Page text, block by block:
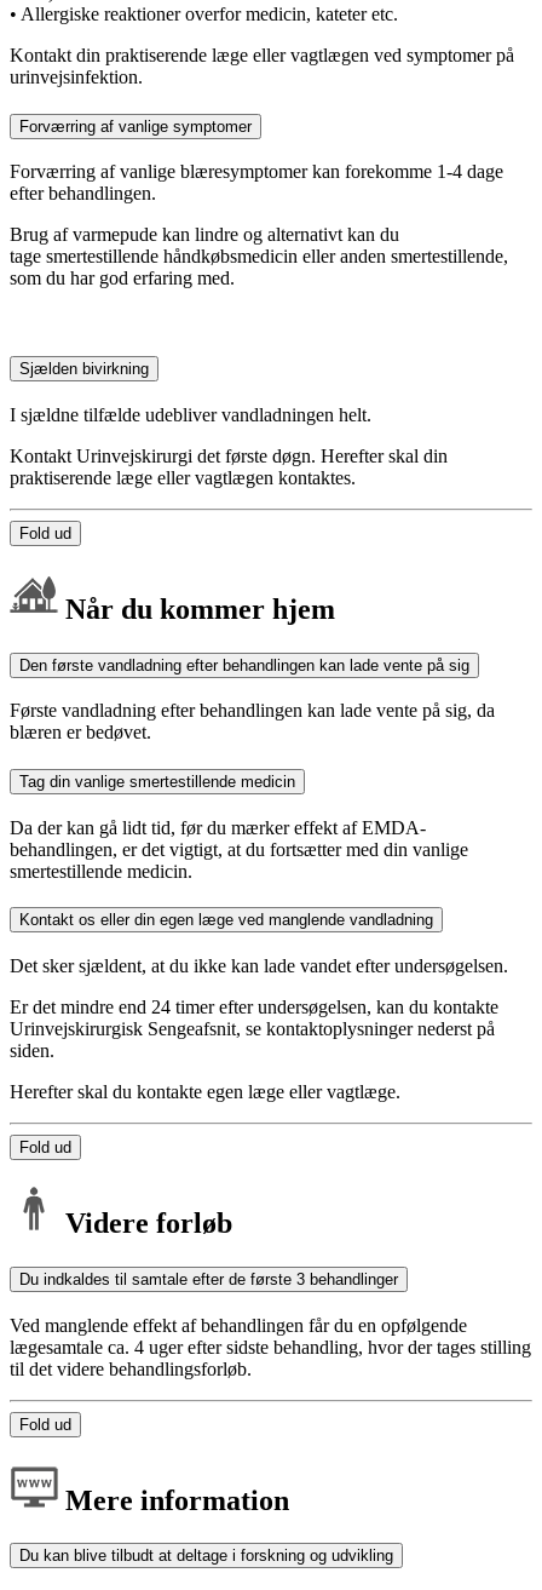
• Allergiske reaktioner overfor medicin, kateter etc.
Kontakt din praktiserende læge eller vagtlægen ved symptomer på
urinvejsinfektion.
Forværring af vanlige symptomer
Forværring af vanlige blæresymptomer kan forekomme 1-4 dage
efter behandlingen.
Brug af varmepude kan lindre og alternativt kan du
tage smertestillende håndkøbsmedicin eller anden smertestillende,
som du har god erfaring med.
Sjælden bivirkning
I sjældne tilfælde udebliver vandladningen helt.
Kontakt Urinvejskirurgi det første døgn. Herefter skal din
praktiserende læge eller vagtlægen kontaktes.
Fold ud
Når du kommer hjem
Den første vandladning efter behandlingen kan lade vente på sig
Første vandladning efter behandlingen kan lade vente på sig, da
blæren er bedøvet.
Tag din vanlige smertestillende medicin
Da der kan gå lidt tid, før du mærker effekt af EMDA-
behandlingen, er det vigtigt, at du fortsætter med din vanlige
smertestillende medicin.
Kontakt os eller din egen læge ved manglende vandladning
Det sker sjældent, at du ikke kan lade vandet efter undersøgelsen.
Er det mindre end 24 timer efter undersøgelsen, kan du kontakte
Urinvejskirurgisk Sengeafsnit, se kontaktoplysninger nederst på
siden.
Herefter skal du kontakte egen læge eller vagtlæge.
Fold ud
Videre forløb
Du indkaldes til samtale efter de første 3 behandlinger
Ved manglende effekt af behandlingen får du en opfølgende
lægesamtale ca. 4 uger efter sidste behandling, hvor der tages stilling
til det videre behandlingsforløb.
Fold ud
Mere information
Du kan blive tilbudt at deltage i forskning og udvikling